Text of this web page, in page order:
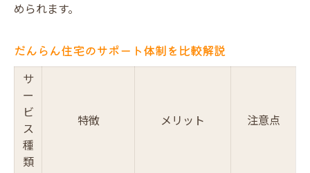
められます。
だんらん住宅のサポート体制を比較解説
サ
ー
ビ
ス
種
類
特徴 メリット 注意点